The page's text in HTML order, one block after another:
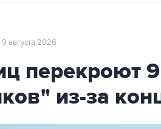
августа 2026
перекроют
из-за